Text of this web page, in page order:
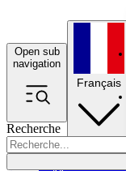
Open sub
navigation
Recherche
Français